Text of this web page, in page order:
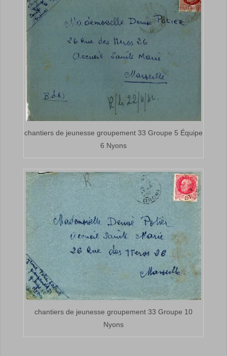
chantiers de jeunesse groupement 33 Groupe 5 Équipe
6 Nyons
chantiers de jeunesse groupement 33 Groupe 10
Nyons